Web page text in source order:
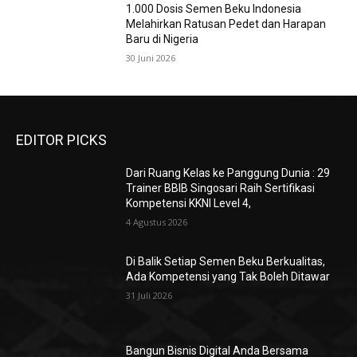
1.000 Dosis Semen Beku Indonesia
Melahirkan Ratusan Pedet dan Harapan
Baru di Nigeria
30 Juni 2026
EDITOR PICKS
Dari Ruang Kelas ke Panggung Dunia : 29
Trainer BBIB Singosari Raih Sertifikasi
Kompetensi KKNI Level 4,
4 Agustus 2026
Di Balik Setiap Semen Beku Berkualitas,
Ada Kompetensi yang Tak Boleh Ditawar
31 Juli 2026
Bangun Bisnis Digital Anda Bersama